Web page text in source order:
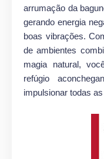
arrumação da
gerando energia
boas vibrações.
de ambientes
magia natural,
refúgio
impulsionar todas